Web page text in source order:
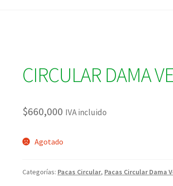
CIRCULAR DAMA
$660,000 IVA incluido
Agotado
Categorías: Pacas Circular, Pacas Circular Dama